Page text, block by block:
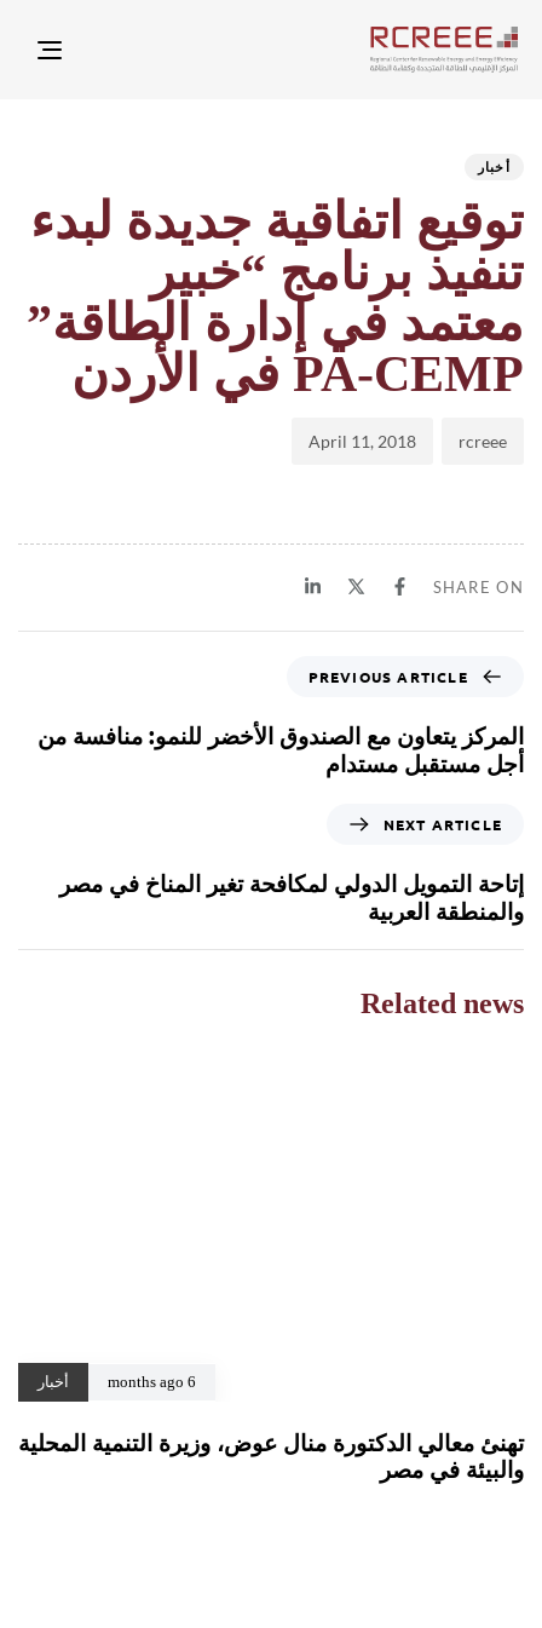
أخبار
توقيع اتفاقية جديدة لبدء
تنفيذ برنامج “خبير
معتمد في إدارة الطاقة”
PA-CEMP في الأردن
rcreee
April 11, 2018
SHARE ON
PREVIOUS ARTICLE
المركز يتعاون مع الصندوق الأخضر للنمو: منافسة من
أجل مستقبل مستدام
NEXT ARTICLE
إتاحة التمويل الدولي لمكافحة تغير المناخ في مصر
والمنطقة العربية
Related news
6 months ago أخبار
تهنئ معالي الدكتورة منال عوض، وزيرة التنمية المحلية
والبيئة في مصر